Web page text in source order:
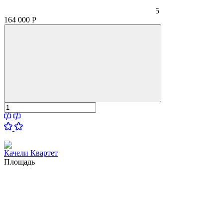
5
164 000 Р
Качели Квартет
Площадь